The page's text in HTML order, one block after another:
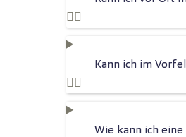
Kann ich im
Wie kann ich eine